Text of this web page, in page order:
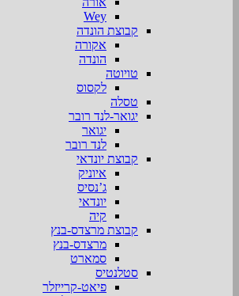
Wey
קבוצת הונדה
אקורה
הונדה
טויוטה
לקסוס
טסלה
יגואר-לנד רובר
יגואר
לנד רובר
קבוצת יונדאי
איוניק
ג’נסיס
יונדאי
קיה
קבוצת מרצדס-בנץ
מרצדס-בנץ
סמארט
סטלנטיס
פיאט-קרייזלר